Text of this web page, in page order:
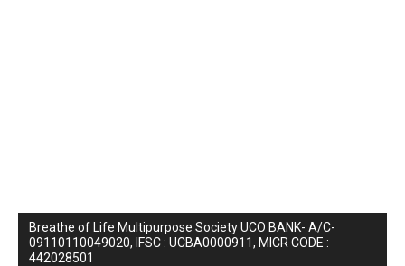
Breathe of Life Multipurpose Society UCO BANK- A/C-
09110110049020, IFSC : UCBA0000911, MICR CODE :
442028501